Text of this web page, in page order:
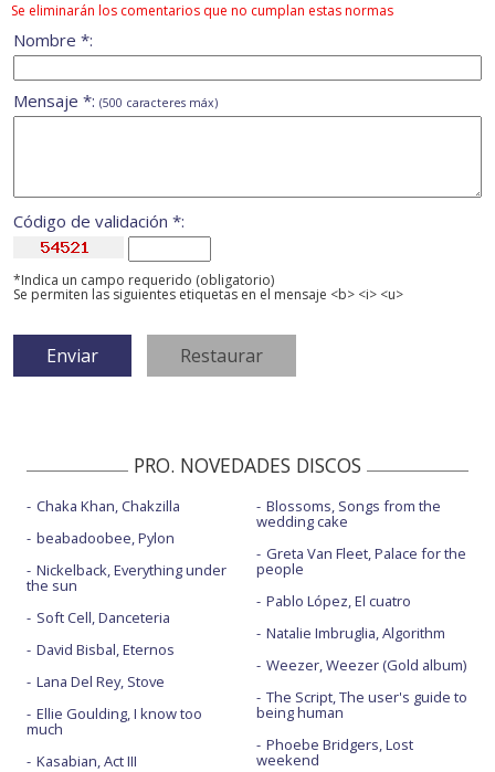
Se eliminarán los comentarios que no cumplan estas normas
Nombre *:
Mensaje *: (500 caracteres máx)
Código de validación *:
*Indica un campo requerido (obligatorio)
Se permiten las siguientes etiquetas en el mensaje <b> <i> <u>
PRO. NOVEDADES DISCOS
Chaka Khan, Chakzilla
beabadoobee, Pylon
Nickelback, Everything under
the sun
Soft Cell, Danceteria
David Bisbal, Eternos
Lana Del Rey, Stove
Ellie Goulding, I know too
much
Kasabian, Act III
Blossoms, Songs from the
wedding cake
Greta Van Fleet, Palace for the
people
Pablo López, El cuatro
Natalie Imbruglia, Algorithm
Weezer, Weezer (Gold album)
The Script, The user's guide to
being human
Phoebe Bridgers, Lost
weekend